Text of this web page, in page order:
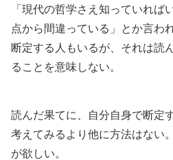
「現代の哲学さえ知っていれば
点から間違っている」とか言わ
断定する人もいるが、それは読
ることを意味しない。
読んだ果てに、自分自身で断定
考えてみるより他に方法はない
が欲しい。